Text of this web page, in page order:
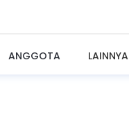
ANGGOTA LAINNYA